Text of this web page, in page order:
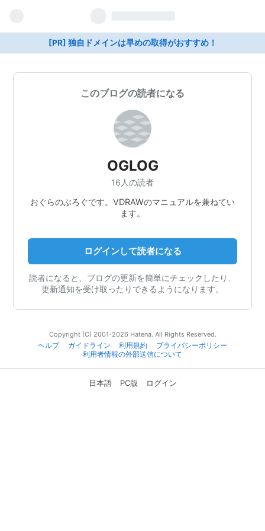
[PR] 独自ドメインは早めの取得がおすすめ！
このブログの読者になる
OGLOG
16人の読者
おぐらのぶろぐです。VDRAWのマニュアルを兼ねてい
ます。
ログインして読者になる
読者になると、ブログの更新を簡単にチェックしたり、
更新通知を受け取ったりできるようになります。
Copyright (C) 2001-2026 Hatena. All Rights Reserved.
ヘルプ
ガイドライン 利用規約
プライバシーポリシー
利用者情報の外部送信について
日本語 PC版 ログイン